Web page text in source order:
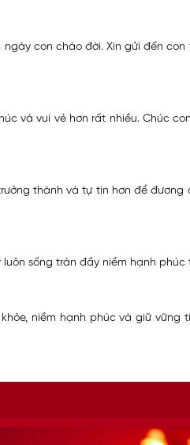
con chào đời. Xin gửi đến
và vui vẻ hơn rất nhiều. Chúc
thành và tự tin hơn để
sống tràn đầy niềm hạnh
niềm hạnh phúc và giữ